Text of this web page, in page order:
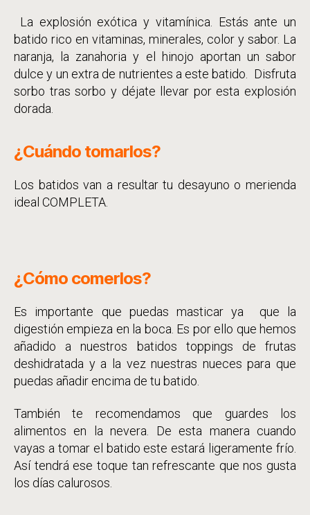
La explosión exótica y vitamínica. Estás ante un
batido rico en vitaminas, minerales, color y sabor. La
naranja, la zanahoria y el hinojo aportan un sabor
dulce y un extra de nutrientes a este batido. Disfruta
sorbo tras sorbo y déjate llevar por esta explosión
dorada.
¿Cuándo tomarlos?
Los batidos van a resultar tu desayuno o merienda
ideal COMPLETA.
¿Cómo comerlos?
Es importante que puedas masticar ya que la
digestión empieza en la boca. Es por ello que hemos
añadido a nuestros batidos toppings de frutas
deshidratada y a la vez nuestras nueces para que
puedas añadir encima de tu batido.
También te recomendamos que guardes los
alimentos en la nevera. De esta manera cuando
vayas a tomar el batido este estará ligeramente frío.
Así tendrá ese toque tan refrescante que nos gusta
los días calurosos.